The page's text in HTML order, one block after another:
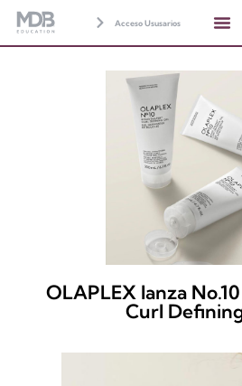
Acceso Ususarios
OLAPLEX lanza
Curl